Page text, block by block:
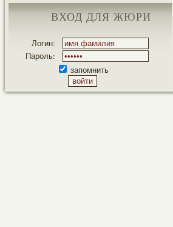
ВХОД ДЛЯ ЖЮРИ
Логин:
Пароль:
запомнить